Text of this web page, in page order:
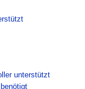
unterstützt